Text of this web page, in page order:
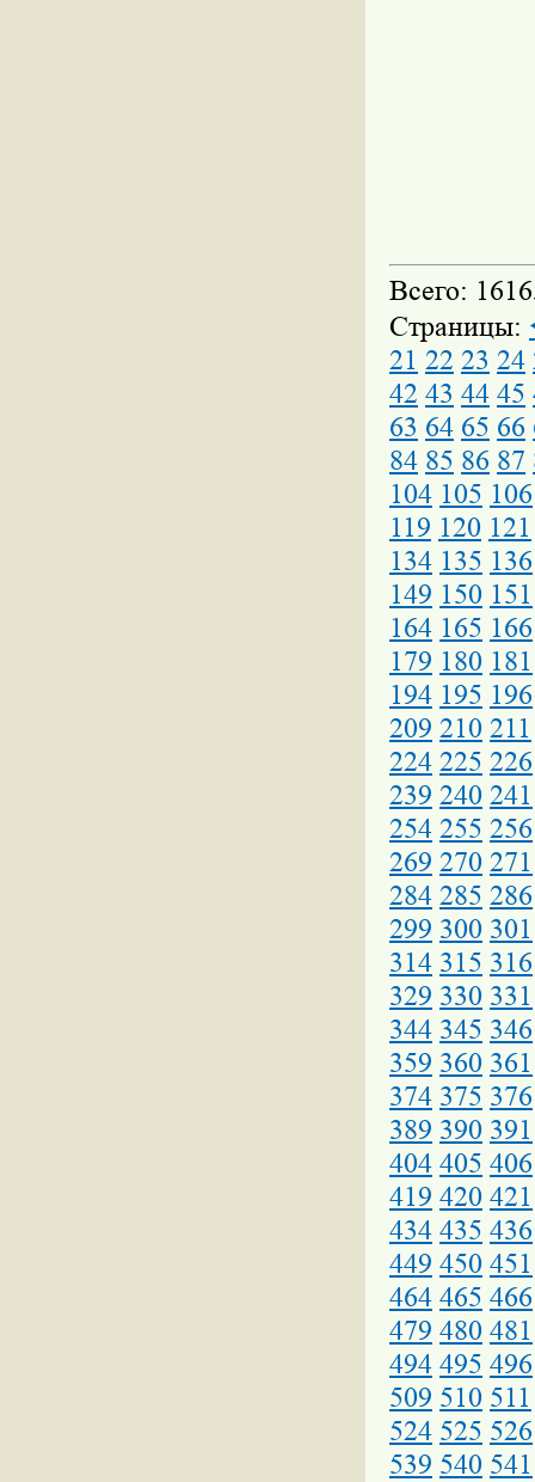
Всего:
Страницы:
21 22 23 24
42 43 44 45
63 64 65 66
84 85 86 87
104 105 106
119 120 121
134 135 136
149 150 151
164 165 166
179 180 181
194 195 196
209 210 211
224 225 226
239 240 241
254 255 256
269 270 271
284 285 286
299 300 301
314 315 316
329 330 331
344 345 346
359 360 361
374 375 376
389 390 391
404 405 406
419 420 421
434 435 436
449 450 451
464 465 466
479 480 481
494 495 496
509 510 511
524 525 526
539 540 541